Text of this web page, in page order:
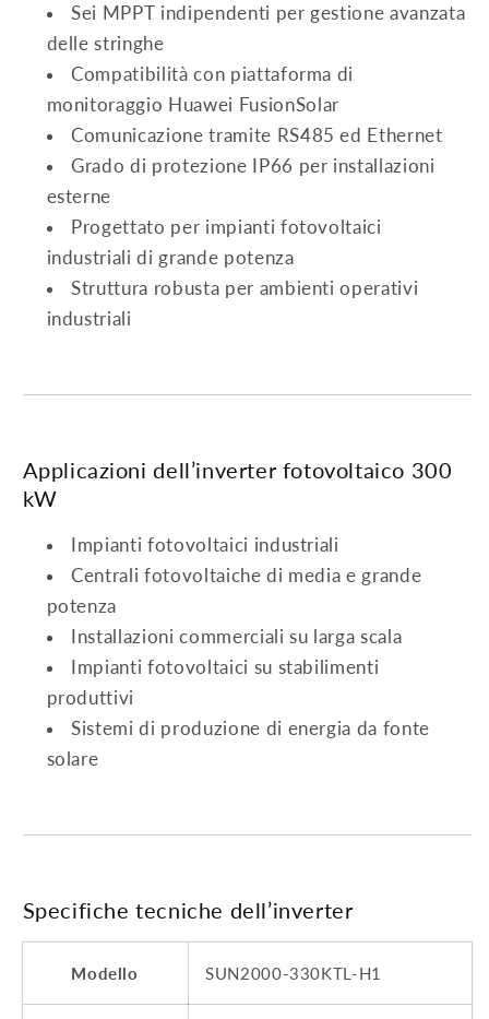
Sei MPPT indipendenti per gestione avanzata
delle stringhe
Compatibilità con piattaforma di
monitoraggio Huawei FusionSolar
Comunicazione tramite RS485 ed Ethernet
Grado di protezione IP66 per installazioni
esterne
Progettato per impianti fotovoltaici
industriali di grande potenza
Struttura robusta per ambienti operativi
industriali
Applicazioni dell’inverter fotovoltaico 300
kW
Impianti fotovoltaici industriali
Centrali fotovoltaiche di media e grande
potenza
Installazioni commerciali su larga scala
Impianti fotovoltaici su stabilimenti
produttivi
Sistemi di produzione di energia da fonte
solare
Specifiche tecniche dell’inverter
Modello SUN2000-330KTL-H1